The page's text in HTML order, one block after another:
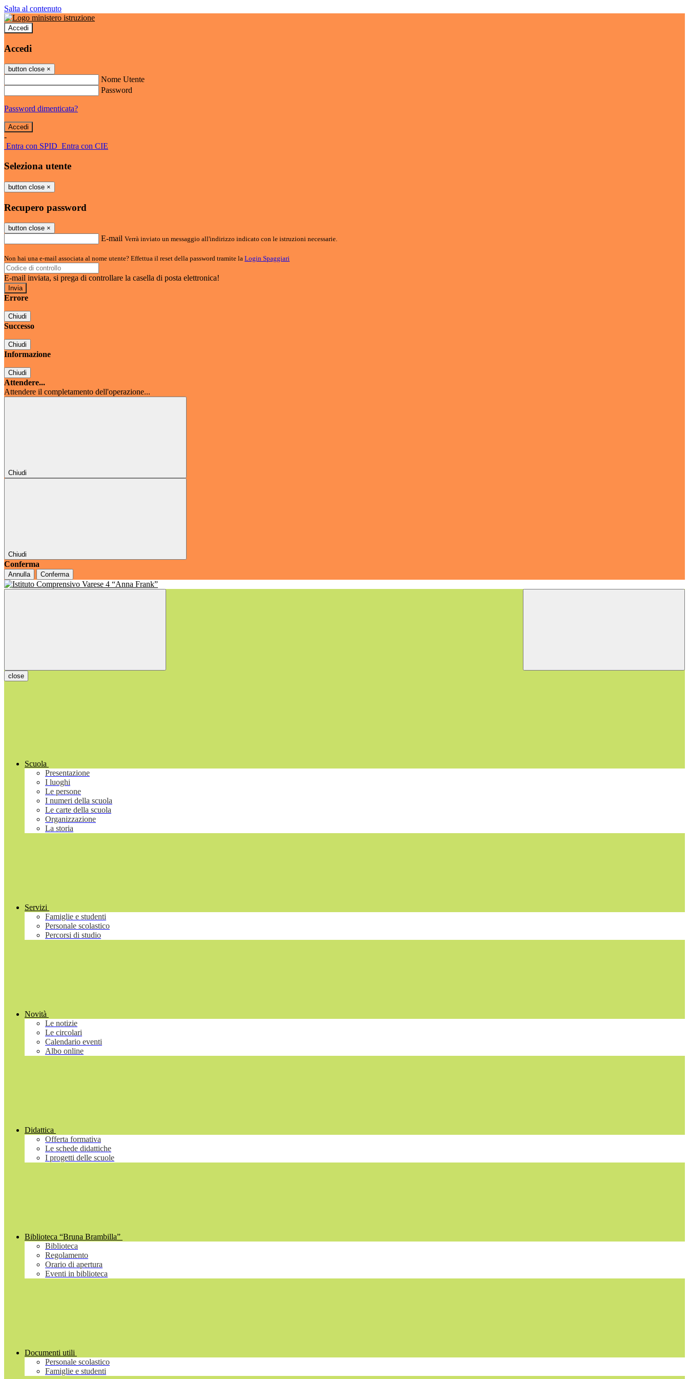
Salta al contenuto
Accedi
Accedi
button close ×
Nome Utente
Password
Password dimenticata?
-
Entra con SPID Entra con CIE
Seleziona utente
button close ×
Recupero password
button close ×
E-mail Verrà inviato un messaggio all'indirizzo indicato con le istruzioni necessarie.
Non hai una e-mail associata al nome utente? Effettua il reset della password tramite la Login Spaggiari
E-mail inviata, si prega di controllare la casella di posta elettronica!
Errore
Chiudi
Successo
Chiudi
Informazione
Chiudi
Attendere...
Attendere il completamento dell'operazione...
Chiudi
Chiudi
Conferma
Annulla Conferma
close
Scuola
Presentazione
I luoghi
Le persone
I numeri della scuola
Le carte della scuola
Organizzazione
La storia
Servizi
Famiglie e studenti
Personale scolastico
Percorsi di studio
Novità
Le notizie
Le circolari
Calendario eventi
Albo online
Didattica
Offerta formativa
Le schede didattiche
I progetti delle scuole
Biblioteca “Bruna Brambilla”
Biblioteca
Regolamento
Orario di apertura
Eventi in biblioteca
Documenti utili
Personale scolastico
Famiglie e studenti